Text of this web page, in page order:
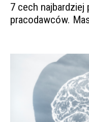
7 cech najbardziej
pracodawców.